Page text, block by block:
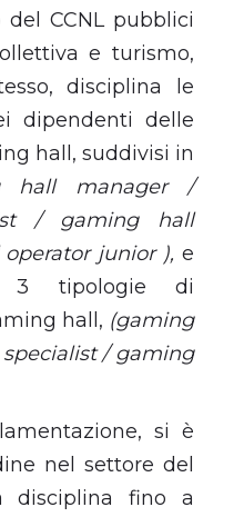
CCNL pubblici
e turismo,
disciplina le
dipendenti delle
hall, suddivisi in
hall manager /
/ gaming hall
junior ), e
3 tipologie di
hall, (gaming
/ gaming
si è
nel settore del
disciplina fino a